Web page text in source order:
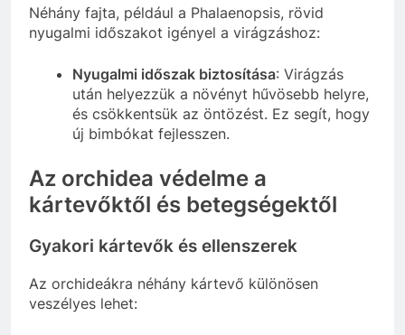
Néhány fajta, például a Phalaenopsis, rövid
nyugalmi időszakot igényel a virágzáshoz:
Nyugalmi időszak biztosítása: Virágzás
után helyezzük a növényt hűvösebb helyre,
és csökkentsük az öntözést. Ez segít, hogy
új bimbókat fejlesszen.
Az orchidea védelme a
kártevőktől és betegségektől
Gyakori kártevők és ellenszerek
Az orchideákra néhány kártevő különösen
veszélyes lehet: